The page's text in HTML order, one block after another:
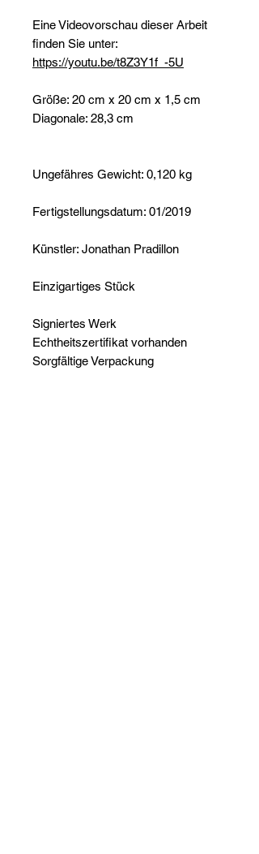
Eine Videovorschau dieser Arbeit
finden Sie unter:
https://youtu.be/t8Z3Y1f_-5U
Größe: 20 cm x 20 cm x 1,5 cm
Diagonale: 28,3 cm
Ungefähres Gewicht: 0,120 kg
Fertigstellungsdatum: 01/2019
Künstler: Jonathan Pradillon
Einzigartiges Stück
Signiertes Werk
Echtheitszertifikat vorhanden
Sorgfältige Verpackung